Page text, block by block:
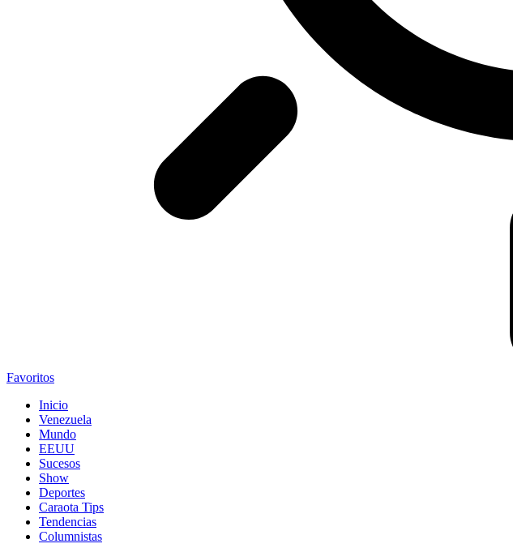
Favoritos
Inicio
Venezuela
Mundo
EEUU
Sucesos
Show
Deportes
Caraota Tips
Tendencias
Columnistas